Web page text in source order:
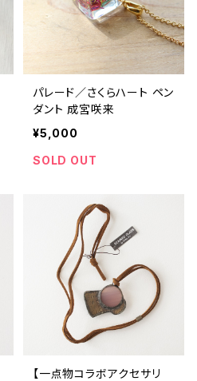
パレード／さくらハート ペン
ダント 成宮咲来
¥5,000
SOLD OUT
【一点物コラボアクセサリ